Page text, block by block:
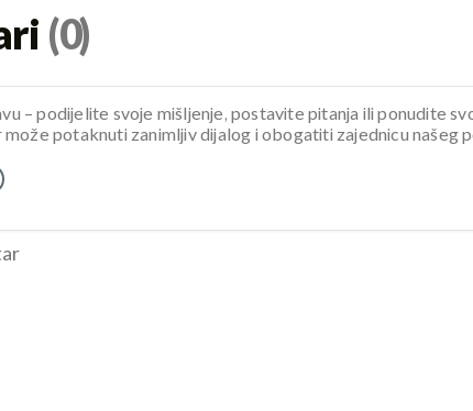
(0)
– podijelite svoje mišljenje, postavite pitanja ili ponudite
potaknuti zanimljiv dijalog i obogatiti zajednicu našeg